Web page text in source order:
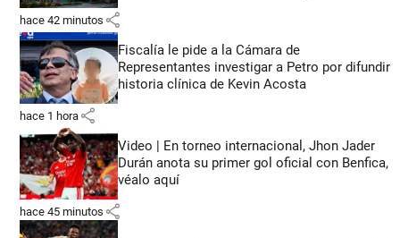
hace 42 minutos share
Fiscalía le pide a la Cámara de
Representantes investigar a Petro por difundir
historia clínica de Kevin Acosta
hace 1 hora share
Video | En torneo internacional, Jhon Jader
Durán anota su primer gol oficial con Benfica,
véalo aquí
hace 45 minutos share